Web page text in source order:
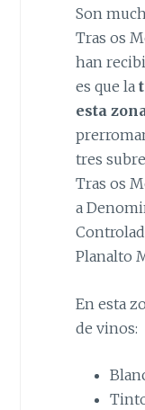
Son
Tras os
han
es que la
esta
tres
Tras os
a
Planalto
En esta
de vinos: